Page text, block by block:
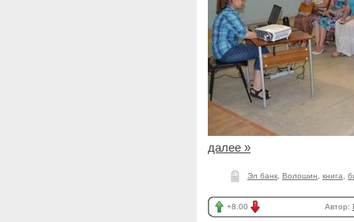
далее »
Эл банк Волошин книга
+8.00 Автор: